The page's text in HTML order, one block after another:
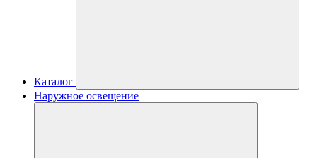
Каталог
Наружное освещение